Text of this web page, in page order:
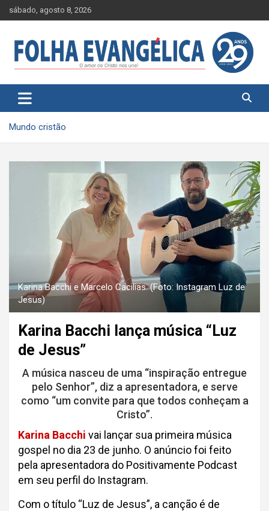
Skip
to
sábado, agosto 8, 2026
Mundo cristão
Karina Bacchi e Marcelo Cacilias. (Foto: Instagram Luz de
Jesus)
Karina Bacchi lança música “Luz
de Jesus”
A música nasceu de uma “inspiração entregue
pelo Senhor”, diz a apresentadora, e serve
como “um convite para que todos conheçam a
Cristo”.
Karina Bacchi vai lançar sua primeira música
gospel no dia 23 de junho. O anúncio foi feito
pela apresentadora do Positivamente Podcast
em seu perfil do Instagram.
Com o título “Luz de Jesus”, a canção é de